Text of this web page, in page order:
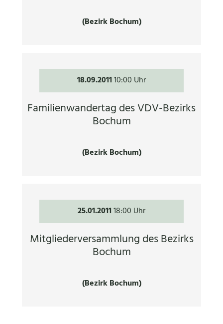
(Bezirk Bochum)
18.09.201110:00 Uhr
Familienwandertag des VDV-Bezirks
Bochum
(Bezirk Bochum)
25.01.201118:00 Uhr
Mitgliederversammlung des Bezirks
Bochum
(Bezirk Bochum)